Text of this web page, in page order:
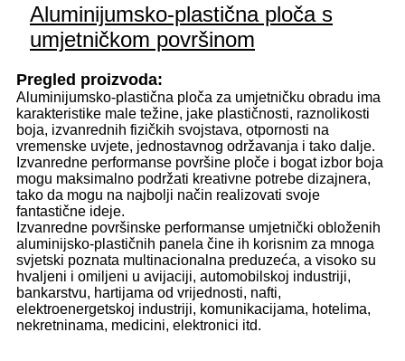
Aluminijumsko-plastična ploča s
umjetničkom površinom
Pregled proizvoda:
Aluminijumsko-plastična ploča za umjetničku obradu ima
karakteristike male težine, jake plastičnosti, raznolikosti
boja, izvanrednih fizičkih svojstava, otpornosti na
vremenske uvjete, jednostavnog održavanja i tako dalje.
Izvanredne performanse površine ploče i bogat izbor boja
mogu maksimalno podržati kreativne potrebe dizajnera,
tako da mogu na najbolji način realizovati svoje
fantastične ideje.
Izvanredne površinske performanse umjetnički obloženih
aluminijsko-plastičnih panela čine ih korisnim za mnoga
svjetski poznata multinacionalna preduzeća, a visoko su
hvaljeni i omiljeni u avijaciji, automobilskoj industriji,
bankarstvu, hartijama od vrijednosti, nafti,
elektroenergetskoj industriji, komunikacijama, hotelima,
nekretninama, medicini, elektronici itd.